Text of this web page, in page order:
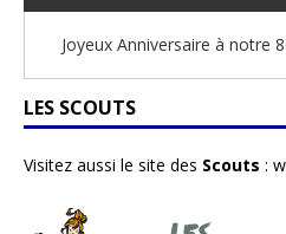
Joyeux Anniversaire à notre
LES SCOUTS
Visitez aussi le site des Scouts :